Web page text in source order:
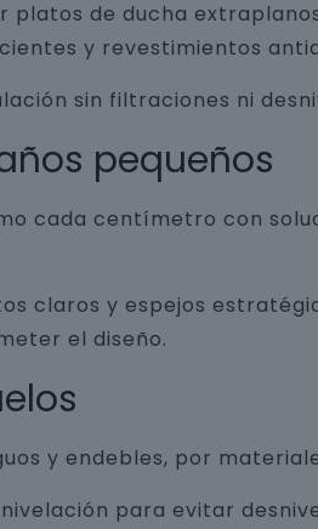
platos de ducha
y revestimientos
sin filtraciones ni
pequeños
cada centímetro con
claros y espejos
el diseño.
y endebles, por
para evitar